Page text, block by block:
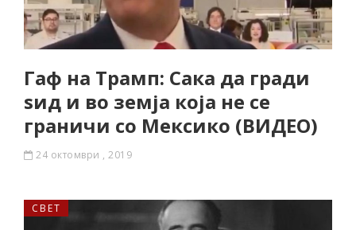
Гаф на Трамп: Сака да гради
ѕид и во земја која не се
граничи со Мексико (ВИДЕО)
24 октомври , 2019
СВЕТ